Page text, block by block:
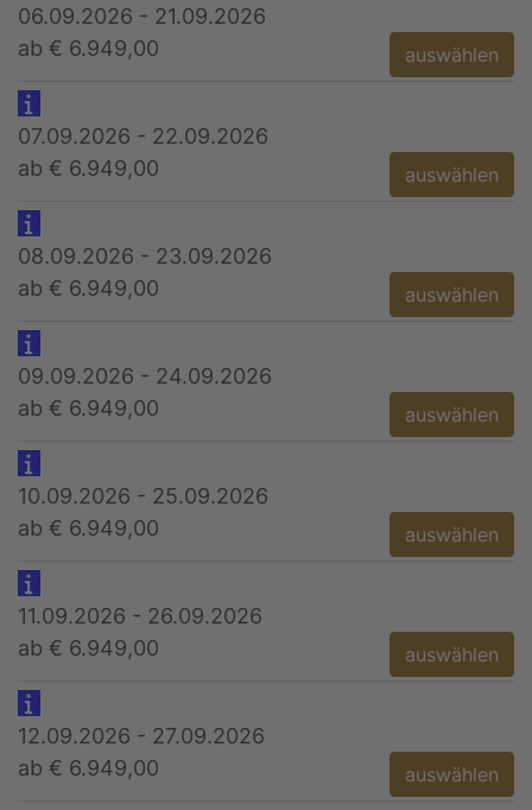
06.09.2026 - 21.09.2026
ab € 6.949,00
auswählen
07.09.2026 - 22.09.2026
ab € 6.949,00
auswählen
08.09.2026 - 23.09.2026
ab € 6.949,00
auswählen
09.09.2026 - 24.09.2026
ab € 6.949,00
auswählen
10.09.2026 - 25.09.2026
ab € 6.949,00
auswählen
11.09.2026 - 26.09.2026
ab € 6.949,00
auswählen
12.09.2026 - 27.09.2026
ab € 6.949,00
auswählen